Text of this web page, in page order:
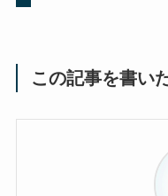
この記事を書い